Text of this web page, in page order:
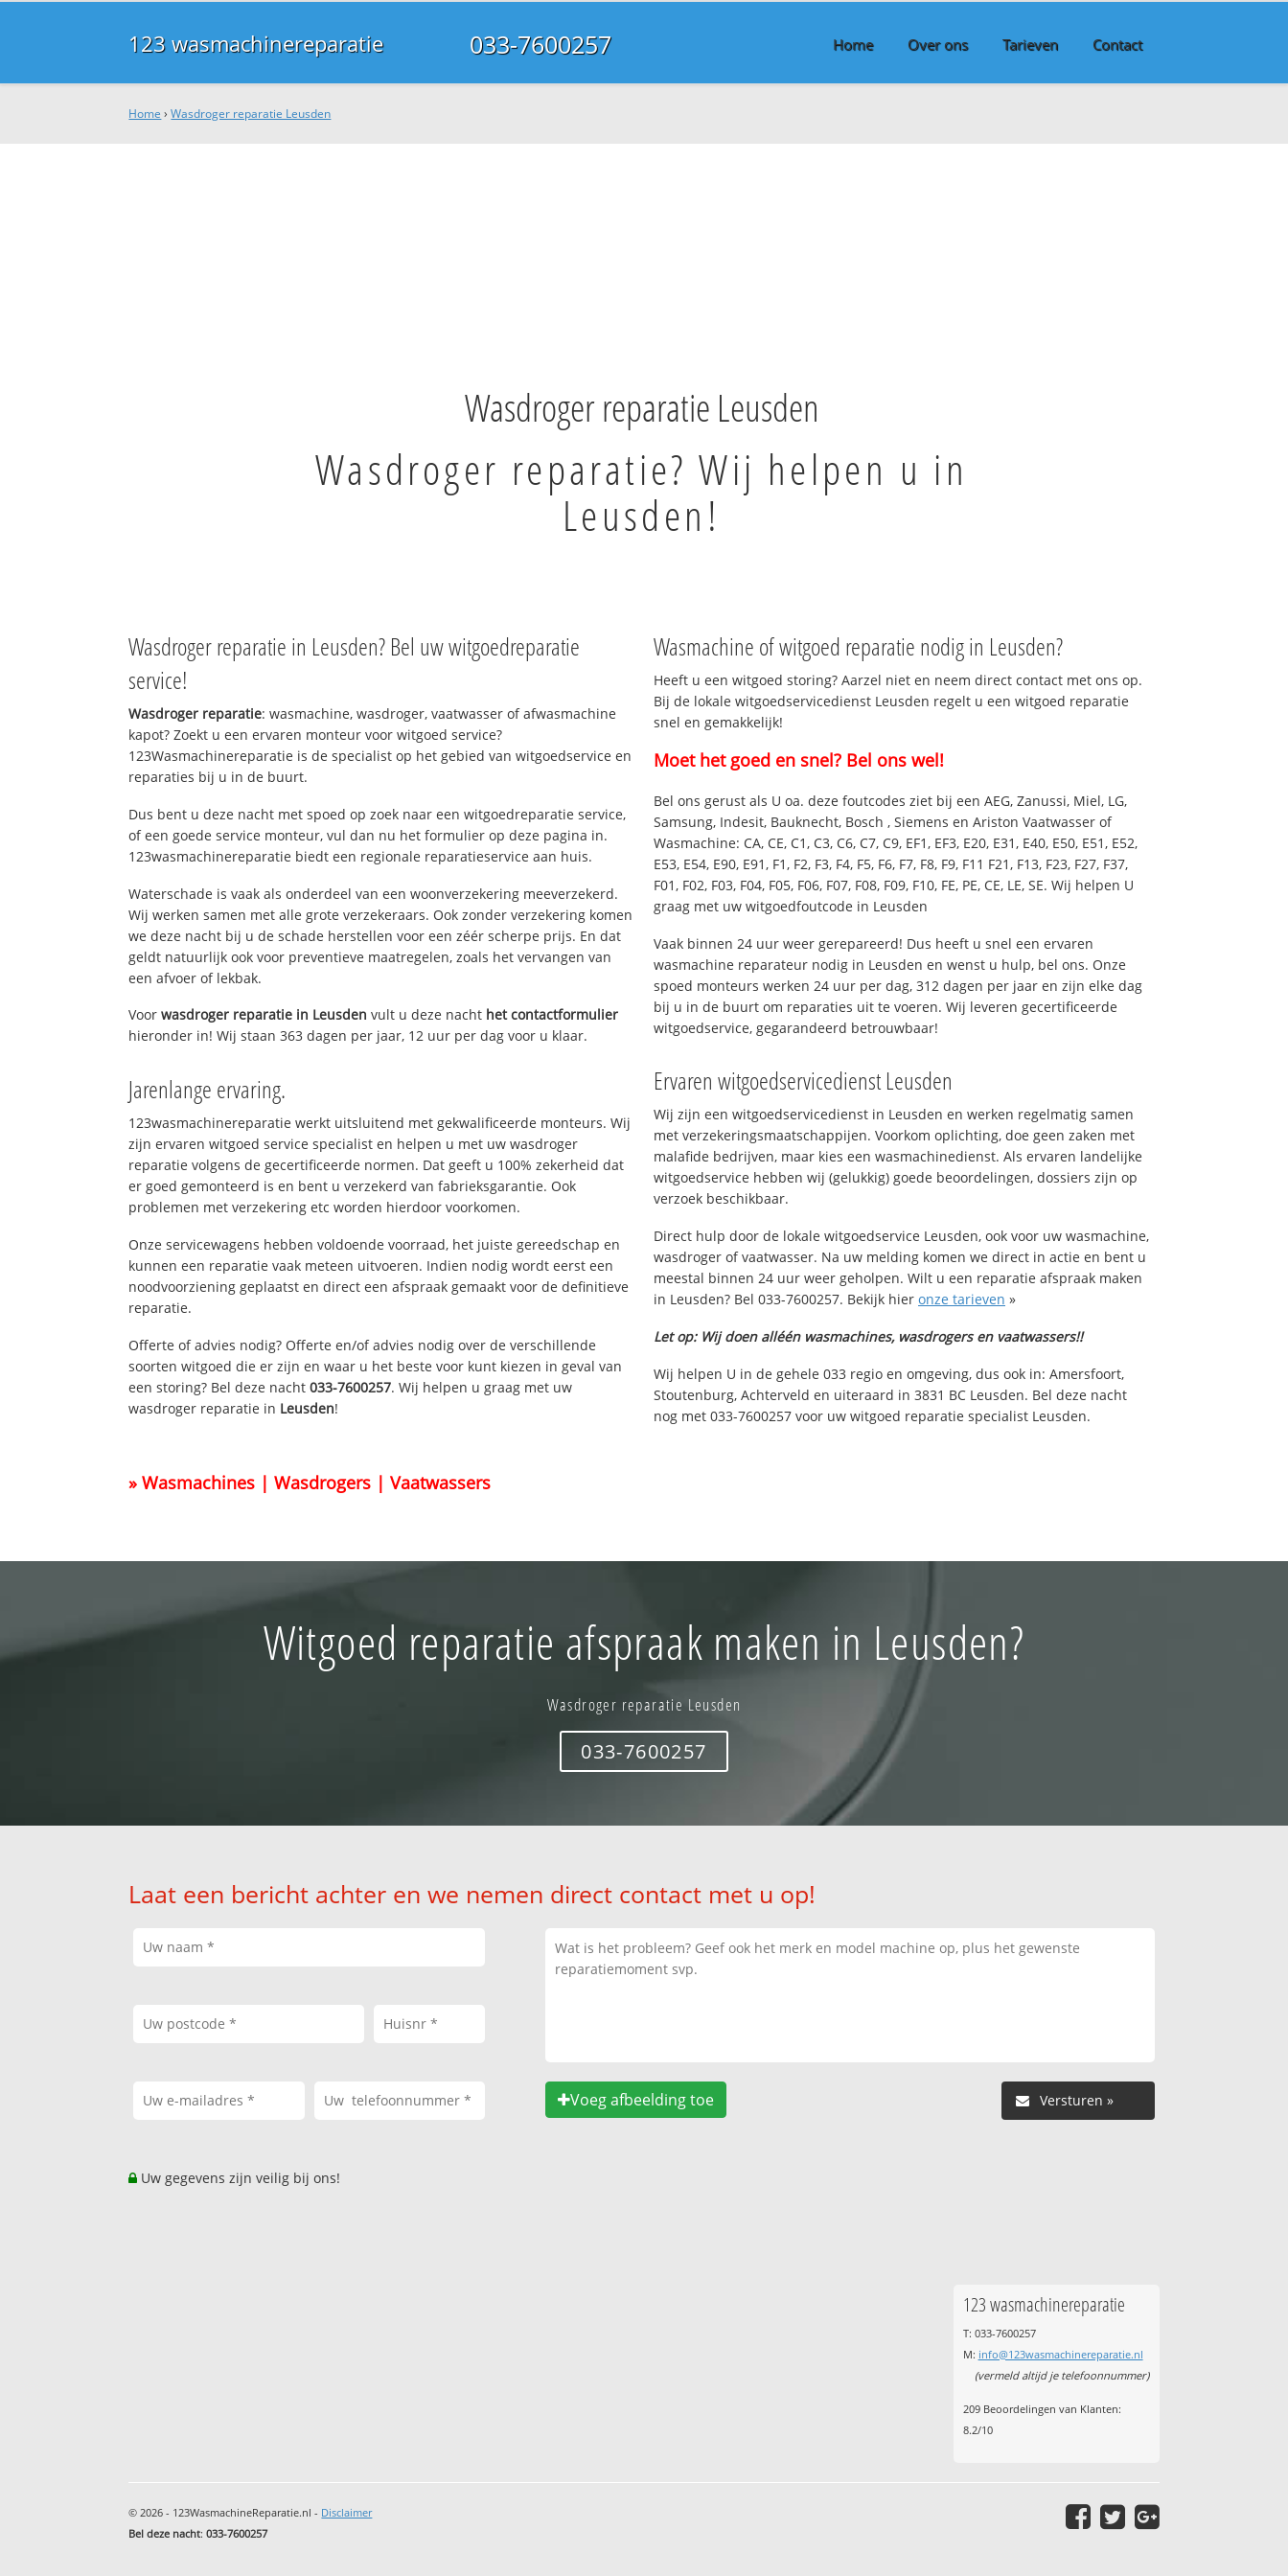
123 wasmachinereparatie 033-7600257 Home Over ons Tarieven Contact
Home ›Wasdroger reparatie Leusden
Wasdroger reparatie Leusden
Wasdroger reparatie? Wij helpen u in
Leusden!
Wasdroger reparatie in Leusden? Bel uw witgoedreparatie
service!
Wasdroger reparatie: wasmachine, wasdroger, vaatwasser of afwasmachine
kapot? Zoekt u een ervaren monteur voor witgoed service?
123Wasmachinereparatie is de specialist op het gebied van witgoedservice en
reparaties bij u in de buurt.
Dus bent u deze nacht met spoed op zoek naar een witgoedreparatie service,
of een goede service monteur, vul dan nu het formulier op deze pagina in.
123wasmachinereparatie biedt een regionale reparatieservice aan huis.
Waterschade is vaak als onderdeel van een woonverzekering meeverzekerd.
Wij werken samen met alle grote verzekeraars. Ook zonder verzekering komen
we deze nacht bij u de schade herstellen voor een zéér scherpe prijs. En dat
geldt natuurlijk ook voor preventieve maatregelen, zoals het vervangen van
een afvoer of lekbak.
Voorwasdroger reparatie in Leusden vult u deze nacht het contactformulier
hieronder in! Wij staan 363 dagen per jaar, 12 uur per dag voor u klaar.
Jarenlange ervaring.
123wasmachinereparatie werkt uitsluitend met gekwalificeerde monteurs. Wij
zijn ervaren witgoed service specialist en helpen u met uw wasdroger
reparatie volgens de gecertificeerde normen. Dat geeft u 100% zekerheid dat
er goed gemonteerd is en bent u verzekerd van fabrieksgarantie. Ook
problemen met verzekering etc worden hierdoor voorkomen.
Onze servicewagens hebben voldoende voorraad, het juiste gereedschap en
kunnen een reparatie vaak meteen uitvoeren. Indien nodig wordt eerst een
noodvoorziening geplaatst en direct een afspraak gemaakt voor de definitieve
reparatie.
Offerte of advies nodig? Offerte en/of advies nodig over de verschillende
soorten witgoed die er zijn en waar u het beste voor kunt kiezen in geval van
een storing? Bel deze nacht033-7600257. Wij helpen u graag met uw
wasdroger reparatie in Leusden!
» Wasmachines | Wasdrogers | Vaatwassers
Wasmachine of witgoed reparatie nodig in Leusden?
Heeft u een witgoed storing? Aarzel niet en neem direct contact met ons op.
Bij de lokale witgoedservicedienst Leusden regelt u een witgoed reparatie
snel en gemakkelijk!
Moet het goed en snel? Bel ons wel!
Bel ons gerust als U oa. deze foutcodes ziet bij een AEG, Zanussi, Miel, LG,
Samsung, Indesit, Bauknecht, Bosch , Siemens en Ariston Vaatwasser of
Wasmachine: CA, CE, C1, C3, C6, C7, C9, EF1, EF3, E20, E31, E40, E50, E51, E52,
E53, E54, E90, E91, F1, F2, F3, F4, F5, F6, F7, F8, F9, F11 F21, F13, F23, F27, F37,
F01, F02, F03, F04, F05, F06, F07, F08, F09, F10, FE, PE, CE, LE, SE. Wij helpen U
graag met uw witgoedfoutcode in Leusden
Vaak binnen 24 uur weer gerepareerd! Dus heeft u snel een ervaren
wasmachine reparateur nodig in Leusden en wenst u hulp, bel ons. Onze
spoed monteurs werken 24 uur per dag, 312 dagen per jaar en zijn elke dag
bij u in de buurt om reparaties uit te voeren. Wij leveren gecertificeerde
witgoedservice, gegarandeerd betrouwbaar!
Ervaren witgoedservicedienst Leusden
Wij zijn een witgoedservicedienst in Leusden en werken regelmatig samen
met verzekeringsmaatschappijen. Voorkom oplichting, doe geen zaken met
malafide bedrijven, maar kies een wasmachinedienst. Als ervaren landelijke
witgoedservice hebben wij (gelukkig) goede beoordelingen, dossiers zijn op
verzoek beschikbaar.
Direct hulp door de lokale witgoedservice Leusden, ook voor uw wasmachine,
wasdroger of vaatwasser. Na uw melding komen we direct in actie en bent u
meestal binnen 24 uur weer geholpen. Wilt u een reparatie afspraak maken
in Leusden? Bel 033-7600257. Bekijk hier onze tarieven »
Let op: Wij doen alléén wasmachines, wasdrogers en vaatwassers!!
Wij helpen U in de gehele 033 regio en omgeving, dus ook in: Amersfoort,
Stoutenburg, Achterveld en uiteraard in 3831 BC Leusden. Bel deze nacht
nog met 033-7600257 voor uw witgoed reparatie specialist Leusden.
Witgoed reparatie afspraak maken in Leusden?
Wasdroger reparatie Leusden
033-7600257
Laat een bericht achter en we nemen direct contact met u op!
Voeg afbeelding toe
Uw gegevens zijn veilig bij ons!
123 wasmachinereparatie
T: 033-7600257
M: info@123wasmachinereparatie.nl
(vermeld altijd je telefoonnummer)
209Beoordelingen van Klanten:
8.2/10
© 2026 - 123WasmachineReparatie.nl - Disclaimer
Bel deze nacht:033-7600257